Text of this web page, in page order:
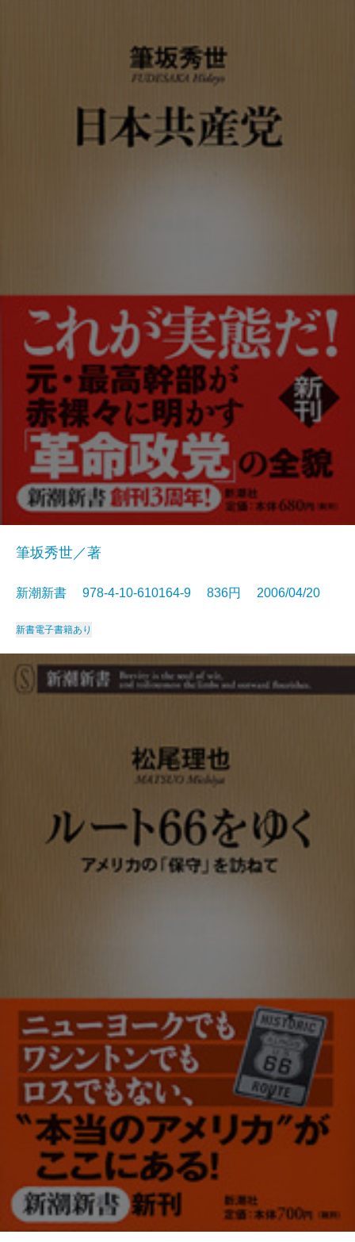
筆坂秀世／著
新潮新書 978-4-10-610164-9 836円 2006/04/20
新書電子書籍あり